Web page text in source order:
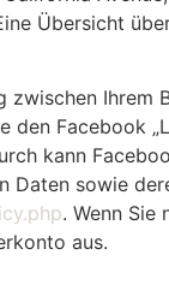
Übersicht
kann
sowie
. Wenn Sie
aus.